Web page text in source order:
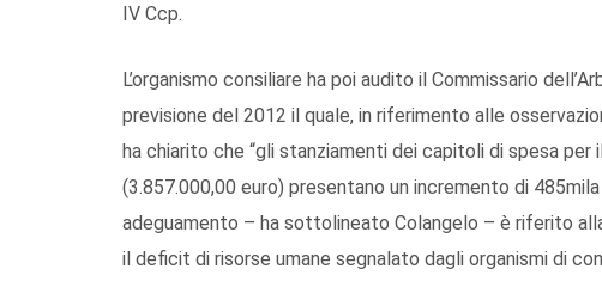
IV Ccp.
L’organismo consiliare ha poi audito il Commissario
previsione del 2012 il quale, in riferimento alle
ha chiarito che “gli stanziamenti dei capitoli di spesa per
(3.857.000,00 euro) presentano un incremento di
adeguamento – ha sottolineato Colangelo – è riferito
il deficit di risorse umane segnalato dagli organismi di